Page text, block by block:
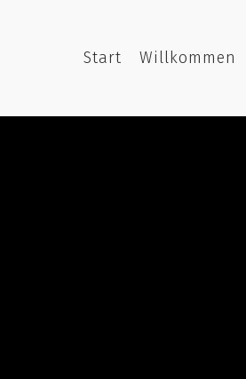
Start Willkommen